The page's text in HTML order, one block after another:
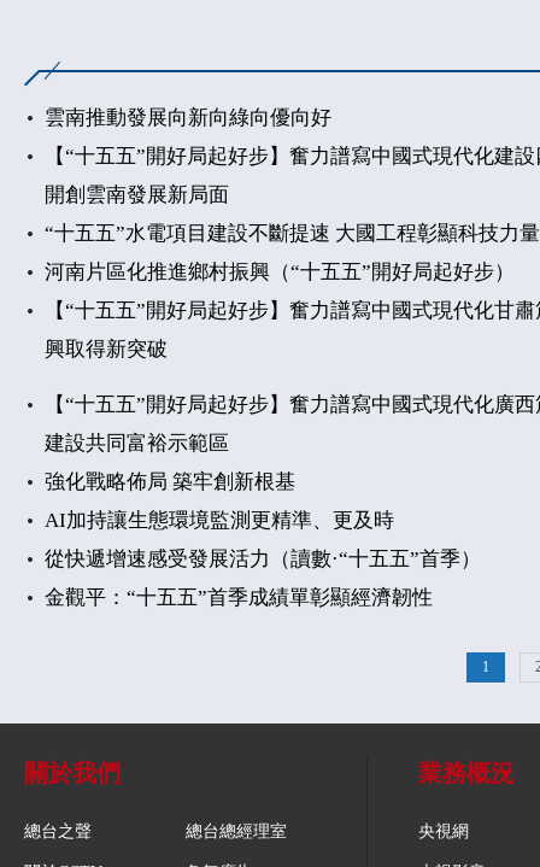
雲南推動發展向新向綠向優向好
【“十五五”開好局起好步】奮力譜寫中國式現代化建
開創雲南發展新局面
“十五五”水電項目建設不斷提速 大國工程彰顯科技力
河南片區化推進鄉村振興（“十五五”開好局起好步）
【“十五五”開好局起好步】奮力譜寫中國式現代化甘
興取得新突破
【“十五五”開好局起好步】奮力譜寫中國式現代化廣
建設共同富裕示範區
強化戰略佈局 築牢創新根基
AI加持讓生態環境監測更精準、更及時
從快遞增速感受發展活力（讀數·“十五五”首季）
金觀平：“十五五”首季成績單彰顯經濟韌性
1
關於我們
總台之聲 總台總經理室
業務概況
央視網